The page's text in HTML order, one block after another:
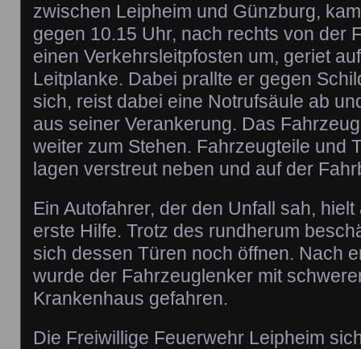
zwischen Leipheim und Günzburg,
gegen 10.15 Uhr, nach rechts von der
einen Verkehrsleitpfosten um, geriet
Leitplanke. Dabei prallte er gegen
sich, reist dabei eine Notrufsäule ab
aus seiner Verankerung. Das
weiter zum Stehen. Fahrzeugteile und
lagen verstreut neben und auf der
Ein Autofahrer, der den Unfall sah,
erste Hilfe. Trotz des rundherum
sich dessen Türen noch öffnen. Nach
wurde der Fahrzeuglenker mit
Krankenhaus gefahren.
Die Freiwillige Feuerwehr Leipheim